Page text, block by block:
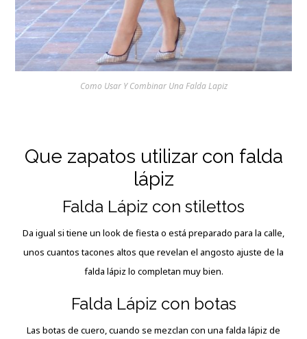
Como Usar Y Combinar Una Falda Lapiz
Que zapatos utilizar con falda
lápiz
Falda Lápiz con stilettos
Da igual si tiene un look de fiesta o está preparado para la calle,
unos cuantos tacones altos que revelan el angosto ajuste de la
falda lápiz lo completan muy bien.
Falda Lápiz con botas
Las botas de cuero, cuando se mezclan con una falda lápiz de